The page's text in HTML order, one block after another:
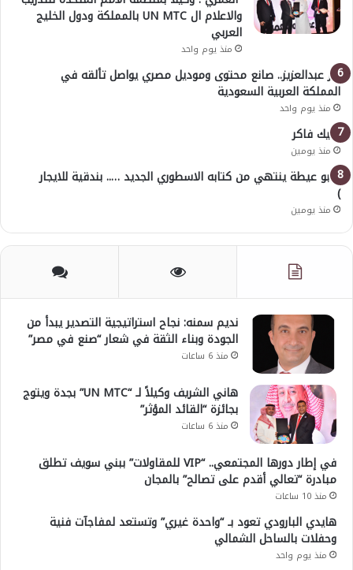
والاعلام ال UN MTC بالمملكة ودول الخليج
العربي
منذ يوم واحد
بدر عبدالعزيز.. صانع محتوى وموديل مصري يواصل تألقه في
المملكة العربية السعودية
منذ يوم واحد
خليك فاكر
منذ يومين
( أبو عيطة ينتهي من كتابه الاسطوري الجديد ….. بندقية للايجار
)
منذ يومين
نديم سمنه: نجاح استراتيجية التصدير يبدأ من
الجودة وبناء الثقة في شعار “صنع في مصر”
منذ 6 ساعات
هاني الشريف وكيلاً لـ “UN MTC” بجدة ويتوج
بجائزة “القائد المؤثر”
منذ 6 ساعات
في إطار دورها المجتمعي.. “VIP للمقاولات” ببني سويف تطلق
مبادرة “تعالي أقدم على تصالح” بالمجان
منذ 10 ساعات
هايدي البارودي تعود بـ “واحدة غيري” وتستعد لمفاجآت فنية
وحفلات بالساحل الشمالي
منذ يوم واحد